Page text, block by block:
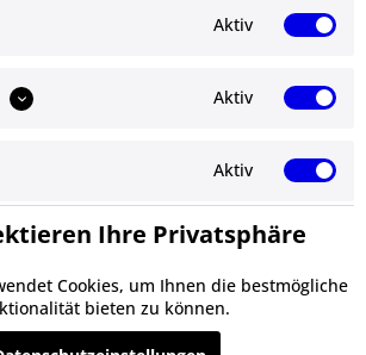
ebenfalls angesehen
Mehrwertsteuer zzgl.Versandkosten
Aktiv
Aktiv
Aktiv
Aktiv
Ihre Privatsphäre
Cookies, um Ihnen die bestmögliche
bieten zu können.